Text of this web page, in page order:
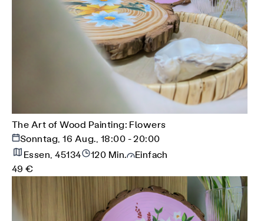
The Art of Wood Painting: Flowers
Sonntag, 16 Aug., 18:00 - 20:00
Essen, 45134
120 Min.
Einfach
49 €